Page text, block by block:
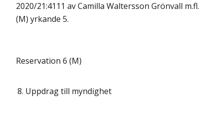
2020/21:4111 av Camilla Waltersson Grönvall m.fl.
(M) yrkande 5.
Reservation 6 (M)
8. Uppdrag till myndighet